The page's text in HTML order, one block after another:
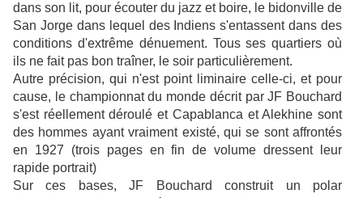
dans son lit, pour écouter du jazz et boire, le bidonville de
San Jorge dans lequel des Indiens s'entassent dans des
conditions d'extrême dénuement. Tous ses quartiers où
ils ne fait pas bon traîner, le soir particulièrement.
Autre précision, qui n'est point liminaire celle-ci, et pour
cause, le championnat du monde décrit par JF Bouchard
s'est réellement déroulé et Capablanca et Alekhine sont
des hommes ayant vraiment existé, qui se sont affrontés
en 1927 (trois pages en fin de volume dressent leur
rapide portrait)
Sur ces bases, JF Bouchard construit un polar